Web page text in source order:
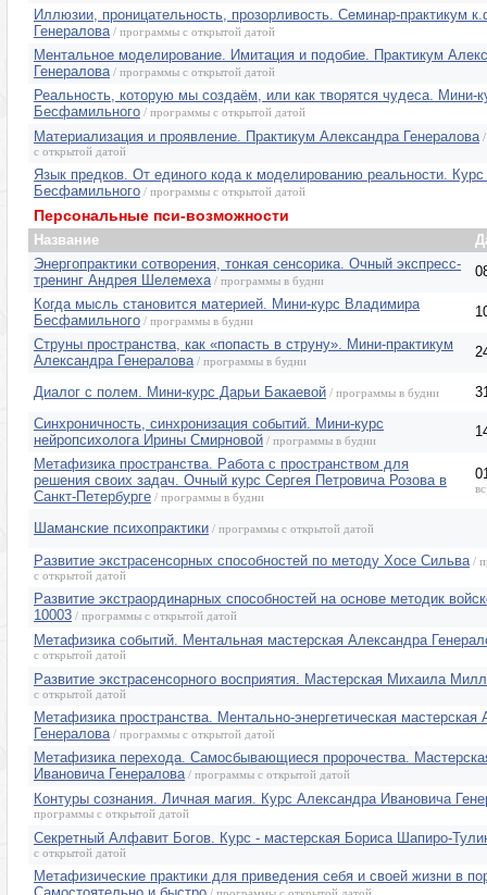
Иллюзии, проницательность, прозорливость. Семинар-практикум
Генералова / программы с открытой датой
Ментальное моделирование. Имитация и подобие. Практикум
Генералова / программы с открытой датой
Реальность, которую мы создаём, или как творятся чудеса. Мини-
Бесфамильного / программы с открытой датой
Материализация и проявление. Практикум Александра Генералова
с открытой датой
Язык предков. От единого кода к моделированию реальности.
Бесфамильного / программы с открытой датой
Персональные пси-возможности
Название
Энергопрактики сотворения, тонкая сенсорика. Очный экспресс-
тренинг Андрея Шелемеха / программы в будни
Когда мысль становится материей. Мини-курс Владимира
Бесфамильного / программы в будни
Струны пространства, как «попасть в струну». Мини-практикум
Александра Генералова / программы в будни
Диалог с полем. Мини-курс Дарьи Бакаевой / программы в будни
Синхроничность, синхронизация событий. Мини-курс
нейропсихолога Ирины Смирновой / программы в будни
Метафизика пространства. Работа с пространством для
решения своих задач. Очный курс Сергея Петровича Розова в
Санкт-Петербурге / программы в будни
Шаманские психопрактики / программы с открытой датой
Развитие экстрасенсорных способностей по методу Хосе Сильва /
с открытой датой
Развитие экстраординарных способностей на основе методик
10003 / программы с открытой датой
Метафизика событий. Ментальная мастерская Александра
с открытой датой
Развитие экстрасенсорного восприятия. Мастерская Михаила
с открытой датой
Метафизика пространства. Ментально-энергетическая мастерская
Генералова / программы с открытой датой
Метафизика перехода. Самосбывающиеся пророчества.
Ивановича Генералова / программы с открытой датой
Контуры сознания. Личная магия. Курс Александра Ивановича
программы с открытой датой
Секретный Алфавит Богов. Курс - мастерская Бориса Шапиро-
с открытой датой
Метафизические практики для приведения себя и своей жизни в